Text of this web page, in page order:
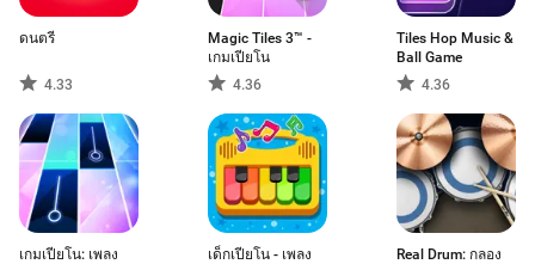
ดนตรี
4.33
Magic Tiles 3™ -
เกมเปียโน
4.36
Tiles Hop Music &
Ball Game
4.36
เกมเปียโน: เพลง
เด็กเปียโน - เพลง
Real Drum: กลอง